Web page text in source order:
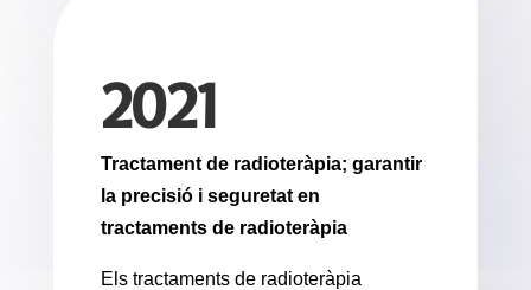
2021
Tractament de radioteràpia; garantir
la precisió i seguretat en
tractaments de radioteràpia
Els tractaments de radioteràpia